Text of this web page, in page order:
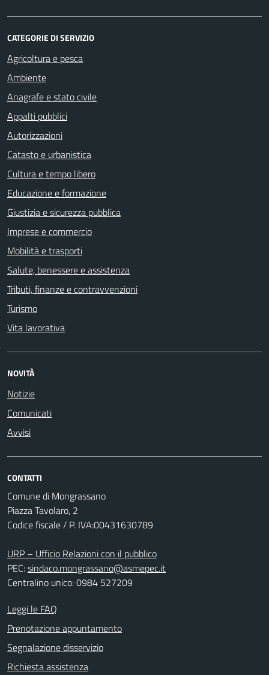
CATEGORIE DI SERVIZIO
Agricoltura e pesca
Ambiente
Anagrafe e stato civile
Appalti pubblici
Autorizzazioni
Catasto e urbanistica
Cultura e tempo libero
Educazione e formazione
Giustizia e sicurezza pubblica
Imprese e commercio
Mobilità e trasporti
Salute, benessere e assistenza
Tributi, finanze e contravvenzioni
Turismo
Vita lavorativa
NOVITÀ
Notizie
Comunicati
Avvisi
CONTATTI
Comune di Mongrassano
Piazza Tavolaro, 2
Codice fiscale / P. IVA:00431630789
URP – Ufficio Relazioni con il pubblico
PEC:sindaco.mongrassano@asmepec.it
Centralino unico: 0984 527209
Leggi le FAQ
Prenotazione appuntamento
Segnalazione disservizio
Richiesta assistenza